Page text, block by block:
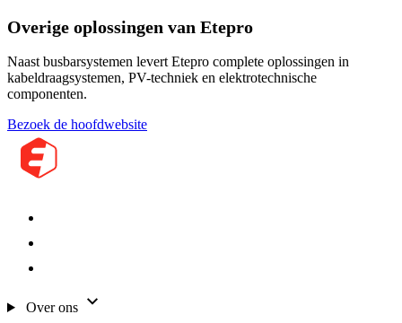
Overige oplossingen van Etepro
Naast busbarsystemen levert Etepro complete oplossingen in
kabeldraagsystemen, PV-techniek en elektrotechnische
componenten.
Bezoek de hoofdwebsite
Over ons